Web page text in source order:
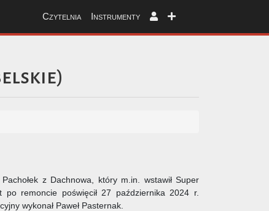
Czytelnia Instrumenty
)
z Dachnowa, który m.in. wstawił Super
remoncie poświęcił 27 października 2024 r.
wykonał Paweł Pasternak.